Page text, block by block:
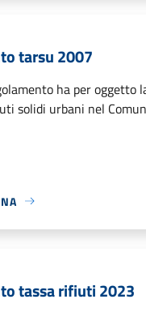
tarsu 2007
ha per oggetto
solidi urbani nel
tassa rifiuti 2023